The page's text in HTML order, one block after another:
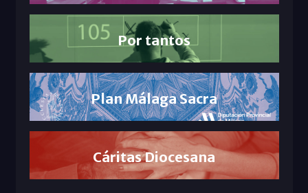
Por tantos
Plan Málaga Sacra
Cáritas Diocesana